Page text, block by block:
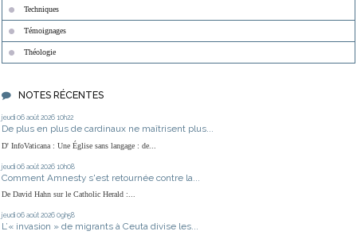
Techniques
Témoignages
Théologie
NOTES RÉCENTES
jeudi 06 août 2026 10h22
De plus en plus de cardinaux ne maîtrisent plus...
D' InfoVaticana : Une Église sans langage : de...
jeudi 06 août 2026 10h08
Comment Amnesty s'est retournée contre la...
De David Hahn sur le Catholic Herald :...
jeudi 06 août 2026 09h58
L’« invasion » de migrants à Ceuta divise les...